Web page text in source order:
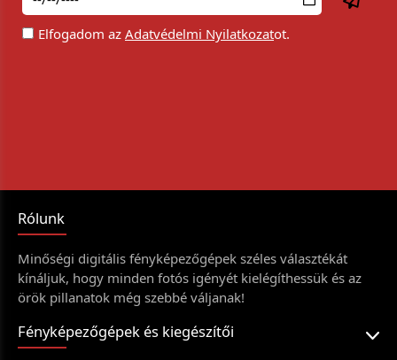
Elfogadom az Adatvédelmi Nyilatkozatot.
Rólunk
Minőségi digitális fényképezőgépek széles választékát
kínáljuk, hogy minden fotós igényét kielégíthessük és az
örök pillanatok még szebbé váljanak!
Fényképezőgépek és kiegészítői